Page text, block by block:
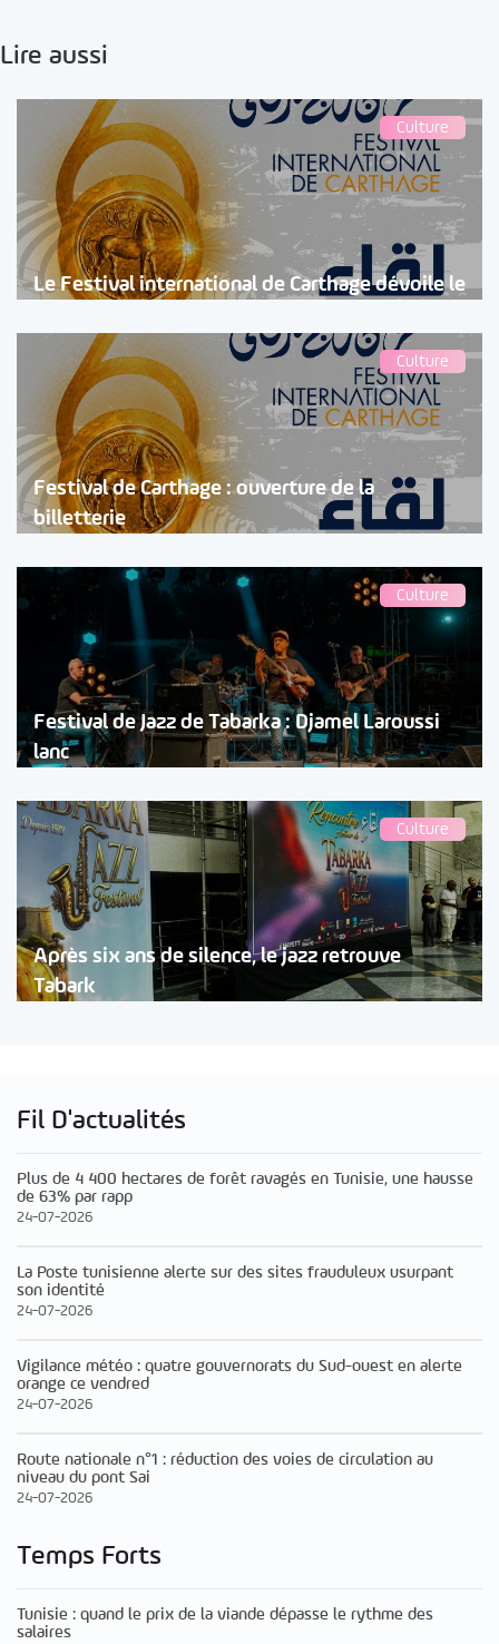
Lire aussi
Culture
Le Festival international de Carthage dévoile le
Culture
Festival de Carthage : ouverture de la
billetterie
Culture
Festival de Jazz de Tabarka : Djamel Laroussi
lanc
Culture
Après six ans de silence, le jazz retrouve
Tabark
Fil D'actualités
Plus de 4 400 hectares de forêt ravagés en Tunisie, une hausse
de 63% par rapp
24-07-2026
La Poste tunisienne alerte sur des sites frauduleux usurpant
son identité
24-07-2026
Vigilance météo : quatre gouvernorats du Sud-ouest en alerte
orange ce vendred
24-07-2026
Route nationale n°1 : réduction des voies de circulation au
niveau du pont Sai
24-07-2026
Temps Forts
Tunisie : quand le prix de la viande dépasse le rythme des
salaires